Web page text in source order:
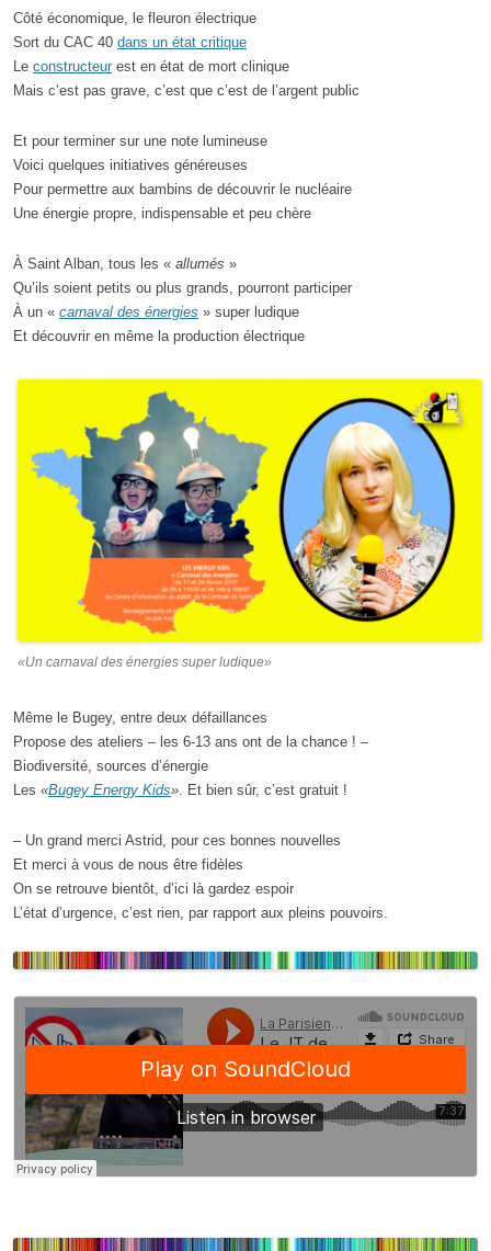
Côté économique, le fleuron électrique
Sort du CAC 40 dans un état critique
Le constructeur est en état de mort clinique
Mais c’est pas grave, c’est que c’est de l’argent public
Et pour terminer sur une note lumineuse
Voici quelques initiatives généreuses
Pour permettre aux bambins de découvrir le nucléaire
Une énergie propre, indispensable et peu chère
À Saint Alban, tous les « allumés »
Qu’ils soient petits ou plus grands, pourront participer
À un « carnaval des énergies » super ludique
Et découvrir en même la production électrique
«Un carnaval des énergies super ludique»
Même le Bugey, entre deux défaillances
Propose des ateliers – les 6-13 ans ont de la chance ! –
Biodiversité, sources d’énergie
Les «Bugey Energy Kids» . Et bien sûr, c’est gratuit !
– Un grand merci Astrid, pour ces bonnes nouvelles
Et merci à vous de nous être fidèles
On se retrouve bientôt, d’ici là gardez espoir
L’état d’urgence, c’est rien, par rapport aux pleins pouvoirs.